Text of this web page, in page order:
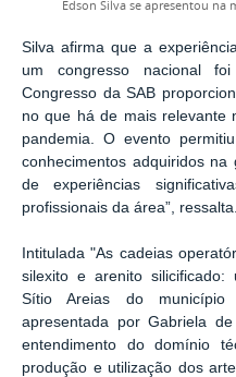
Edson Silva se apresentou na
Silva afirma que a
um congresso nacional foi
Congresso da SAB
no que há de mais relevante
pandemia. O evento
conhecimentos adquiridos
de experiências
profissionais da área”, ressalta.
Intitulada "As cadeias
silexito e arenito silicificado:
Sítio Areias do município
apresentada por Gabriela
entendimento do domínio
produção e utilização dos